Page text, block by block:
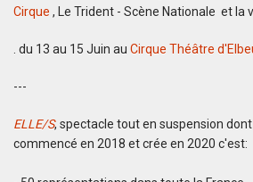
Cirque , Le Trident - Scène Nationale et la
. du 13 au 15 Juin au Cirque Théâtre
---
ELLE/S, spectacle tout en suspension
commencé en 2018 et crée en 2020 c'est: